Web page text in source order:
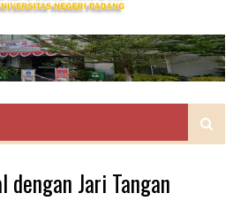
dengan Jari Tangan